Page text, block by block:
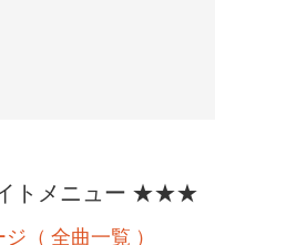
トメニュー ★★★
（ 全曲一覧 ）